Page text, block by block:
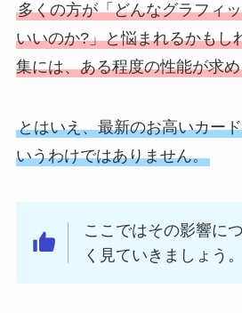
多くの方が「どんなグラフィ
いいのか?」と悩まれるかもし
集には、ある程度の性能が求
とはいえ、最新のお高いカー
いうわけではありません。
ここではその影響に
く見ていきましょう。